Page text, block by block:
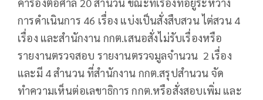
การดำเนินการ 46 เรื่อง แบ่งเป็นสั่งสืบสวน ไต่สวน 4
เรื่อง และสำนักงาน กกต.เสนอสั่งไม่รับเรื่องหรือ
รายงานตรวจสอบ รายงานตรวจมูลจำนวน 2 เรื่อง
และมี 4 สำนวน ที่สำนักงาน กกต.สรุปสำนวน จัด
ทำความเห็นต่อเลขาธิการ กกต.หรือสั่งสอบเพิ่ม และ